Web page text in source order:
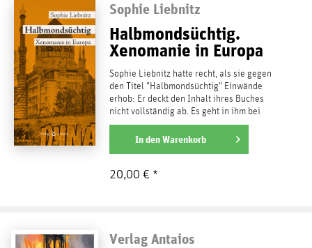
Sophie Liebnitz
Halbmondsüchtig.
Xenomanie in Europa
Sophie Liebnitz hatte recht, als sie gegen
den Titel "Halbmondsüchtig" Einwände
erhob: Er deckt den Inhalt ihres Buches
nicht vollständig ab. Es geht in ihm bei
weitem nicht nur...
weiterlesen
In denWarenkorb
20,00 € *
Verlag Antaios